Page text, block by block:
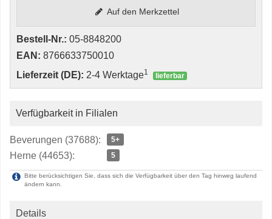
Auf den Merkzettel
Bestell-Nr.: 05-8848200
EAN: 8766633750010
Lieferzeit (DE): 2-4 Werktage1 lieferbar
Verfügbarkeit in Filialen
Beverungen (37688): 5+
Herne (44653): 5
Bitte berücksichtigen Sie, dass sich die Verfügbarkeit über den Tag hinweg laufend
ändern kann.
Details